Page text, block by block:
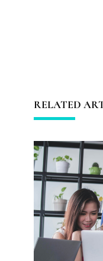
RELATED